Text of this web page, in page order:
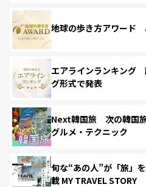
地球の歩き方アワード
エアラインランキング
グ形式で発表
Next韓国旅 次の韓国旅
グルメ・テクニック
旬な“あの人”が「旅」
載 MY TRAVEL STORY